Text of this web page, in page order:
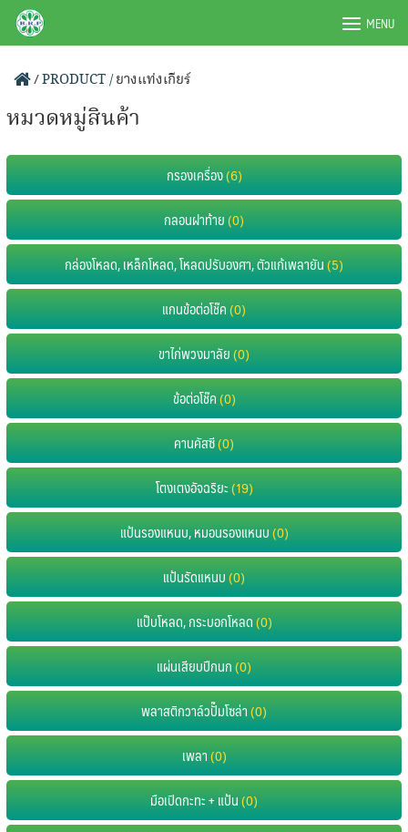
SkipBRPAUTO.COM MENU
/PRODUCT /ยางแท่งเกียร์
หมวดหมู่สินค้า
กรองเครื่อง(6)
กลอนฝาท้าย(0)
กล่องโหลด, เหล็กโหลด, โหลดปรับองศา, ตัวแก้เพลายัน(5)
แกนข้อต่อโช๊ค(0)
ขาไก่พวงมาลัย(0)
ข้อต่อโช๊ค(0)
คานคัสซี(0)
โตงเตงอัจฉริยะ(19)
แป้นรองแหนบ, หมอนรองแหนบ(0)
แป้นรัดแหนบ(0)
แป๊บโหลด, กระบอกโหลด(0)
แผ่นเสียบปีกนก(0)
พลาสติกวาล์วปั๊มโซล่า(0)
เพลา(0)
มือเปิดกะทะ + แป้น(0)